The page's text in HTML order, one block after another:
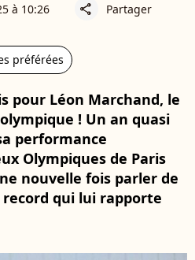
à 10:26 share Partager
préférées
pour Léon Marchand, le
! Un an quasi
performance
Olympiques de Paris
nouvelle fois parler de
qui lui rapporte